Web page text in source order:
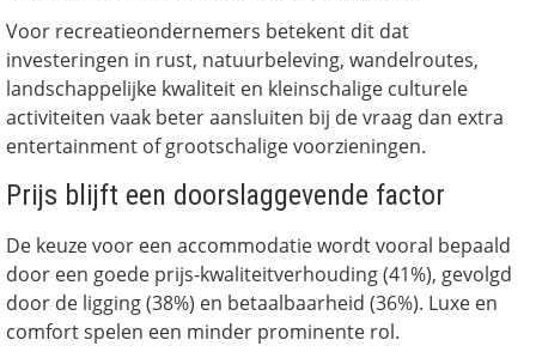
Voor recreatieondernemers betekent dit dat
investeringen in rust, natuurbeleving, wandelroutes,
landschappelijke kwaliteit en kleinschalige culturele
activiteiten vaak beter aansluiten bij de vraag dan extra
entertainment of grootschalige voorzieningen.
Prijs blijft een doorslaggevende factor
De keuze voor een accommodatie wordt vooral bepaald
door een goede prijs-kwaliteitverhouding (41%), gevolgd
door de ligging (38%) en betaalbaarheid (36%). Luxe en
comfort spelen een minder prominente rol.